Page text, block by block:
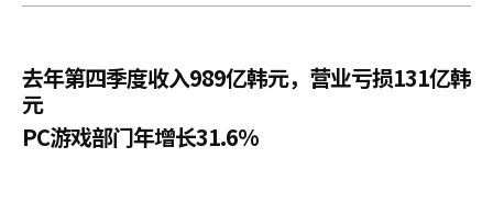
章 小
去年第四季度收入989亿韩元，营业亏损131亿韩
元
PC游戏部门年增长31.6%